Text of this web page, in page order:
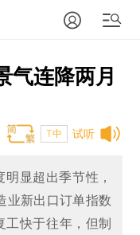
气连降两月
试听
T中
显超出季节性，
业新出口订单指数
工快于往年，但制